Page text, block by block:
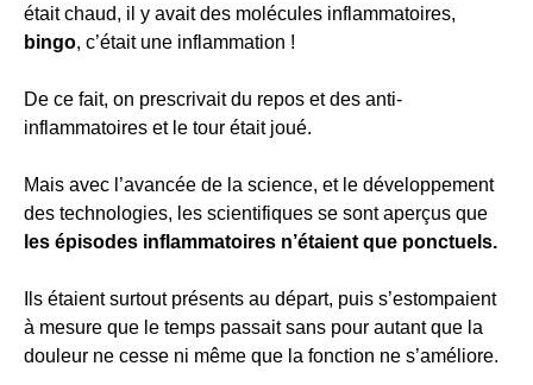
était chaud, il y avait des molécules inflammatoires,
bingo, c’était une inflammation !
De ce fait, on prescrivait du repos et des anti-
inflammatoires et le tour était joué.
Mais avec l’avancée de la science, et le développement
des technologies, les scientifiques se sont aperçus que
les épisodes inflammatoires n’étaient que ponctuels.
Ils étaient surtout présents au départ, puis s’estompaient
à mesure que le temps passait sans pour autant que la
douleur ne cesse ni même que la fonction ne s’améliore.